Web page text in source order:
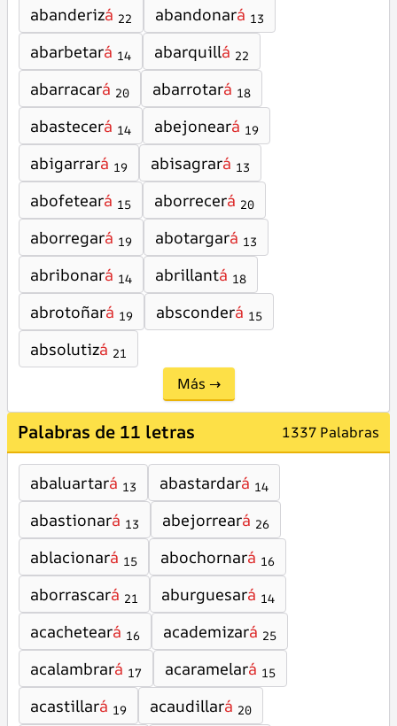
abanderizá 22 abandonará 13
abarbetará 14 abarquillá 22
abarracará 20 abarrotará 18
abastecerá 14 abejoneará 19
abigarrará 19 abisagrará 13
abofeteará 15 aborrecerá 20
aborregará 19 abotargará 13
abribonará 14 abrillantá 18
abrotoñará 19 absconderá 15
absolutizá 21
Más →
Palabras de 11 letras 1337 Palabras
abaluartará 13 abastardará 14
abastionará 13 abejorreará 26
ablacionará 15 abochornará 16
aborrascará 21 aburguesará 14
acacheteará 16 academizará 25
acalambrará 17 acaramelará 15
acastillará 19 acaudillará 20